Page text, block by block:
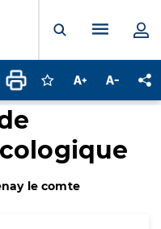
Ouvrir laMenu
Connectez-vous
Augmenter la
le comte